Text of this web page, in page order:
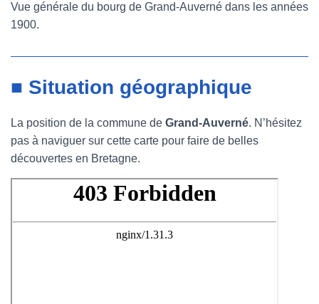
Vue générale du bourg de Grand-Auverné dans les années
1900.
■ Situation géographique
La position de la commune de Grand-Auverné. N’hésitez
pas à naviguer sur cette carte pour faire de belles
découvertes en Bretagne.